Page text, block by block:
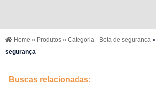
Home » Produtos» Categoria - Bota de seguranca»
segurança
Buscas relacionadas: